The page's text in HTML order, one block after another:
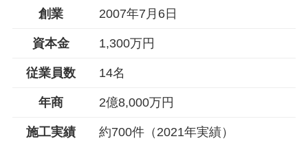
創業 2007年7月6日
資本金 1,300万円
従業員数 14名
年商 2億8,000万円
施工実績 約700件（2021年実績）